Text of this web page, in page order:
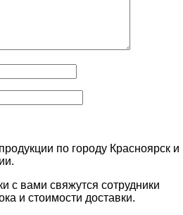
по городу Красноярск и
с вами свяжутся сотрудники
и стоимости доставки.